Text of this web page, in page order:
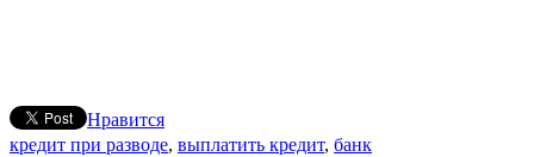
Нравится
кредит при разводе, выплатить кредит, банк